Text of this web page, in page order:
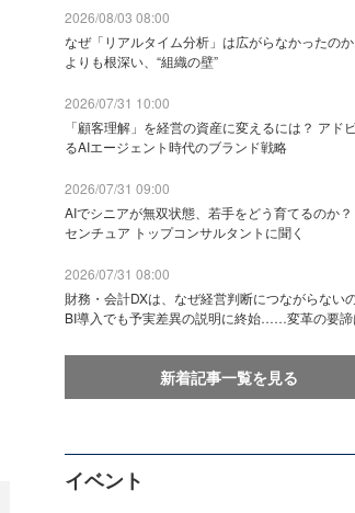
2026/08/03 08:00
なぜ「リアルタイム分析」は広がらなかったの
よりも根深い、“組織の壁”
2026/07/31 10:00
「顧客理解」を経営の資産に変えるには？ アド
るAIエージェント時代のブランド戦略
2026/07/31 09:00
AIでシニアが無双状態、若手をどう育てるのか？
センチュア トップコンサルタントに聞く
2026/07/31 08:00
財務・会計DXは、なぜ経営判断につながらない
BI導入でも予実差異の説明に終始……変革の要諦
新着記事一覧を見る
イベント